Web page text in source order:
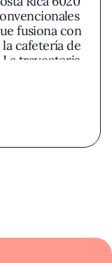
fusiona con
cafetería de
La trayectoria
como